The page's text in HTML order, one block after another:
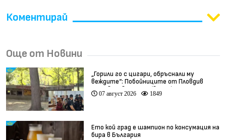
Коментирай
Още от Новини
„Горили го с цигари, обръснали му
веждите“: Побойниците от Пловдив
остават в ареста (видео)
07 август 2026 1849
Ето кой град е шампион по консумация на
бира в България